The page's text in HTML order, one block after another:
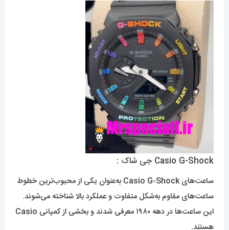
Casio G-Shock جی شاک :
ساعت‌های Casio G-Shock به‌عنوان یکی از محبوب‌ترین خطوط
ساعت‌های مقاوم به‌شکل متفاوت و عملکرد بالا شناخته می‌شوند.
این ساعت‌ها در دهه ۱۹۸۰ معرفی شدند و بخشی از کمپانی Casio
هستند.